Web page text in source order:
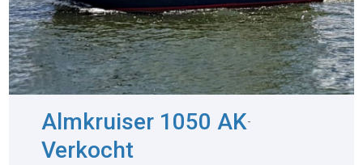
Almkruiser 1050 AK-
Verkocht